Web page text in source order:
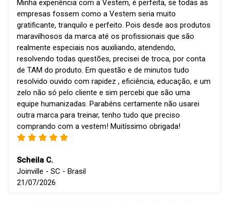
Minha experiência com a Vestem, é perfeita, se todas as
empresas fossem como a Vestem seria muito
gratificante, tranquilo e perfeito. Pois desde aos produtos
maravilhosos da marca até os profissionais que são
realmente especiais nos auxiliando, atendendo,
resolvendo todas questões, precisei de troca, por conta
de TAM do produto. Em questão e de minutos tudo
resolvido ouvido com rapidez , eficiência, educação, e um
zelo não só pelo cliente e sim percebi que são uma
equipe humanizadas. Parabéns certamente não usarei
outra marca para treinar, tenho tudo que preciso
comprando com a vestem! Muitíssimo obrigada!
Scheila C.
Joinville - SC - Brasil
21/07/2026